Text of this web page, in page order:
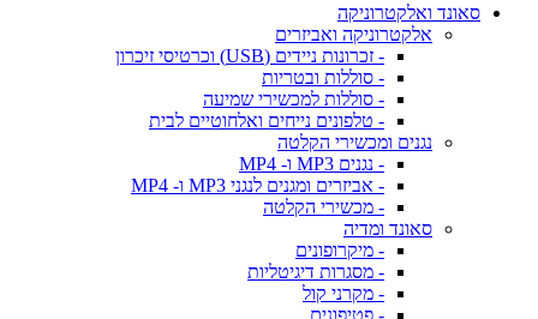
סאונד ואלקטרוניקה
אלקטרוניקה ואביזרים
- זכרונות ניידים (USB) וכרטיסי זיכרון
- סוללות ובטריות
- סוללות למכשירי שמיעה
- טלפונים נייחים ואלחוטיים לבית
נגנים ומכשירי הקלטה
- נגנים MP3 ו- MP4
- אביזרים ומגנים לנגני MP3 ו- MP4
- מכשירי הקלטה
סאונד ומדיה
- מיקרופונים
- מסגרות דיגיטליות
- מקרני קול
- פטיפונים